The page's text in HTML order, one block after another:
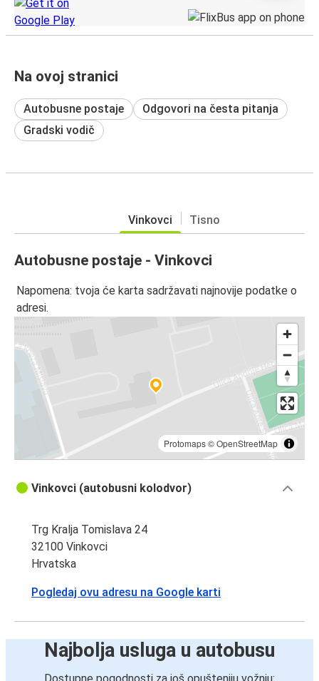
Na ovoj stranici
Autobusne postaje
Odgovori na česta pitanja
Gradski vodič
Vinkovci Tisno
Autobusne postaje - Vinkovci
Napomena: tvoja će karta sadržavati najnovije podatke o
adresi.
Protomaps©OpenStreetMap
Vinkovci (autobusni kolodvor)
Trg Kralja Tomislava 24
32100 Vinkovci
Hrvatska
Pogledaj ovu adresu na Google karti
Najbolja usluga u autobusu